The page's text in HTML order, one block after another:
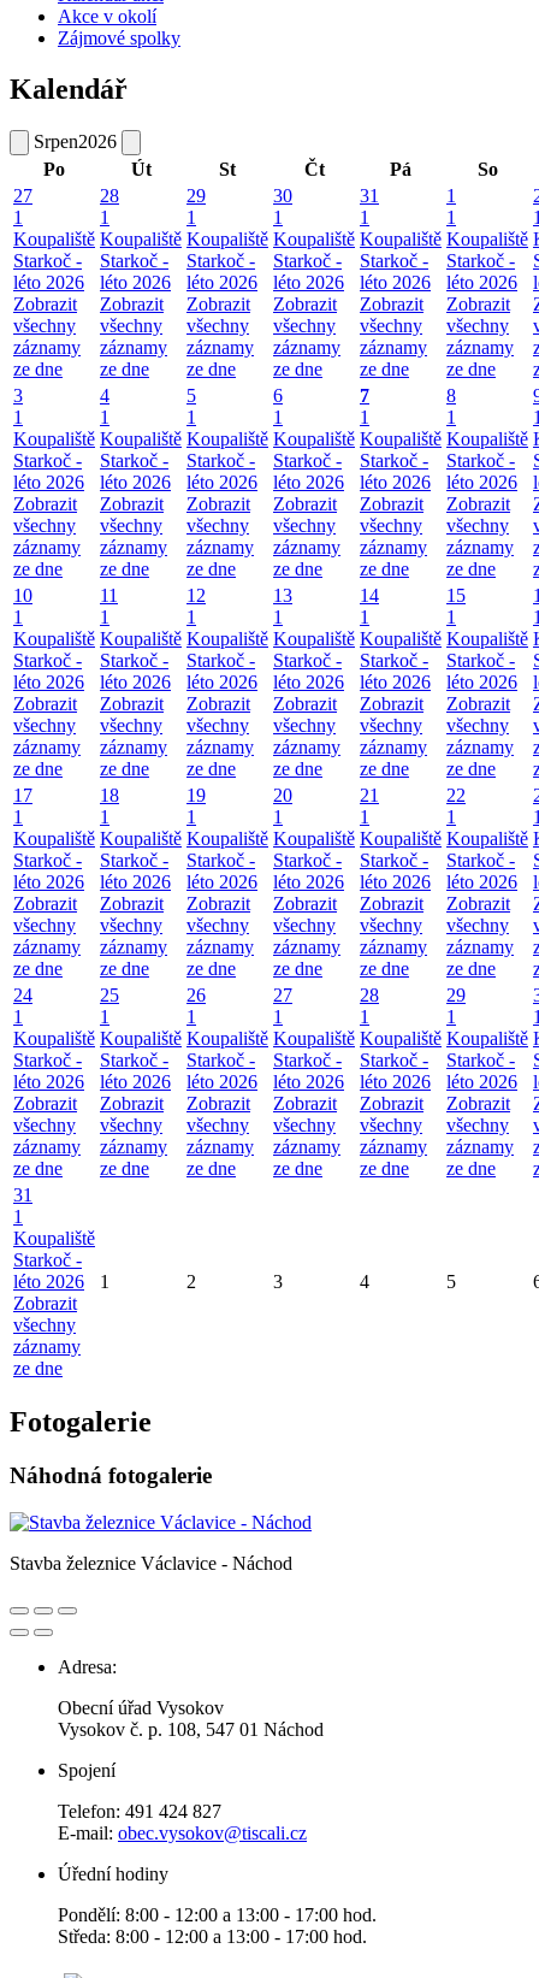
Akce v okolí
Zájmové spolky
Kalendář
Srpen2026
Po
Út St Čt Pá
So
27
1
Koupaliště
Starkoč -
léto 2026
Zobrazit
všechny
záznamy
ze dne
28
1
Koupaliště
Starkoč -
léto 2026
Zobrazit
všechny
záznamy
ze dne
29
1
Koupaliště
Starkoč -
léto 2026
Zobrazit
všechny
záznamy
ze dne
30
1
Koupaliště
Starkoč -
léto 2026
Zobrazit
všechny
záznamy
ze dne
31
1
Koupaliště
Starkoč -
léto 2026
Zobrazit
všechny
záznamy
ze dne
1
1
Koupaliště
Starkoč -
léto 2026
Zobrazit
všechny
záznamy
ze dne
3
1
Koupaliště
Starkoč -
léto 2026
Zobrazit
všechny
záznamy
ze dne
4
1
Koupaliště
Starkoč -
léto 2026
Zobrazit
všechny
záznamy
ze dne
5
1
Koupaliště
Starkoč -
léto 2026
Zobrazit
všechny
záznamy
ze dne
6
1
Koupaliště
Starkoč -
léto 2026
Zobrazit
všechny
záznamy
ze dne
7
1
Koupaliště
Starkoč -
léto 2026
Zobrazit
všechny
záznamy
ze dne
8
1
Koupaliště
Starkoč -
léto 2026
Zobrazit
všechny
záznamy
ze dne
10
1
Koupaliště
Starkoč -
léto 2026
Zobrazit
všechny
záznamy
ze dne
11
1
Koupaliště
Starkoč -
léto 2026
Zobrazit
všechny
záznamy
ze dne
12
1
Koupaliště
Starkoč -
léto 2026
Zobrazit
všechny
záznamy
ze dne
13
1
Koupaliště
Starkoč -
léto 2026
Zobrazit
všechny
záznamy
ze dne
14
1
Koupaliště
Starkoč -
léto 2026
Zobrazit
všechny
záznamy
ze dne
15
1
Koupaliště
Starkoč -
léto 2026
Zobrazit
všechny
záznamy
ze dne
17
1
Koupaliště
Starkoč -
léto 2026
Zobrazit
všechny
záznamy
ze dne
18
1
Koupaliště
Starkoč -
léto 2026
Zobrazit
všechny
záznamy
ze dne
19
1
Koupaliště
Starkoč -
léto 2026
Zobrazit
všechny
záznamy
ze dne
20
1
Koupaliště
Starkoč -
léto 2026
Zobrazit
všechny
záznamy
ze dne
21
1
Koupaliště
Starkoč -
léto 2026
Zobrazit
všechny
záznamy
ze dne
22
1
Koupaliště
Starkoč -
léto 2026
Zobrazit
všechny
záznamy
ze dne
24
1
Koupaliště
Starkoč -
léto 2026
Zobrazit
všechny
záznamy
ze dne
25
1
Koupaliště
Starkoč -
léto 2026
Zobrazit
všechny
záznamy
ze dne
26
1
Koupaliště
Starkoč -
léto 2026
Zobrazit
všechny
záznamy
ze dne
27
1
Koupaliště
Starkoč -
léto 2026
Zobrazit
všechny
záznamy
ze dne
28
1
Koupaliště
Starkoč -
léto 2026
Zobrazit
všechny
záznamy
ze dne
29
1
Koupaliště
Starkoč -
léto 2026
Zobrazit
všechny
záznamy
ze dne
31
1
Koupaliště
Starkoč -
léto 2026
Zobrazit
všechny
záznamy
ze dne
1 2 3 4 5
Fotogalerie
Náhodná fotogalerie
Stavba železnice Václavice - Náchod
Adresa:
Obecní úřad Vysokov
Vysokov č. p. 108, 547 01 Náchod
Spojení
Telefon: 491 424 827
E-mail: obec.vysokov@tiscali.cz
Úřední hodiny
Pondělí: 8:00 - 12:00 a 13:00 - 17:00 hod.
Středa: 8:00 - 12:00 a 13:00 - 17:00 hod.